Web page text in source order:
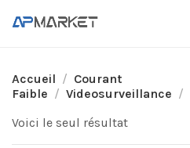
Accueil
Courant
Faible
Videosurveillance
Voici le seul résultat